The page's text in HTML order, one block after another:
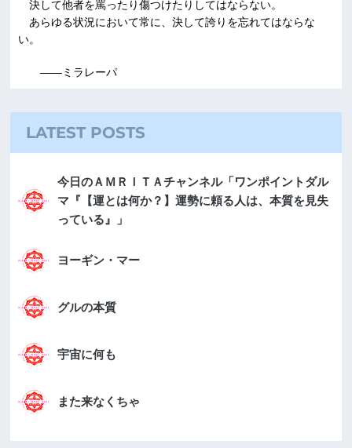
決して他者を罵ったり傷つけたりしてはならない。
あらゆる状況において常に、決して誇りを忘れてはならな
い。
――ミラレーパ
LATEST POSTS
今日のＡＭＲＩＴＡチャンネル「ワンポイントダル
マ『【運とは何か？】運勢に頼る人は、本質を見失
っている』」
ヨーギン・マー
グルの本質
宇宙に何も
また来なくちゃ